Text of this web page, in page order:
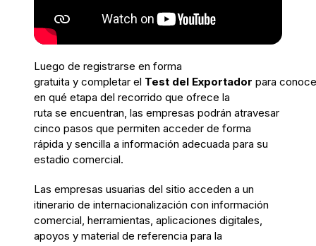
Luego de registrarse en forma
gratuita y completar el Test del Exportador para
en qué etapa del recorrido que ofrece la
ruta se encuentran, las empresas podrán atravesar
cinco pasos que permiten acceder de forma
rápida y sencilla a información adecuada para su
estadio comercial.
Las empresas usuarias del sitio acceden a un
itinerario de internacionalización con información
comercial, herramientas, aplicaciones digitales,
apoyos y material de referencia para la